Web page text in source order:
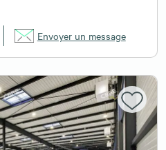
Envoyer un message